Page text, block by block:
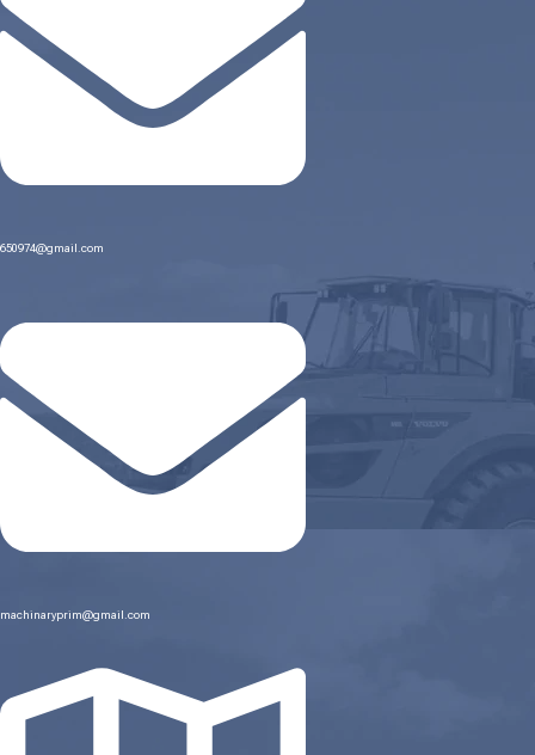
650974@gmail.com
machinaryprim@gmail.com